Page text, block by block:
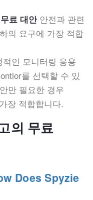
료 대안안전과 관련
의 요구에 가장 적합
인 모니터링 응용
를 선택할 수 있
만 필요한 경우
장 적합합니다.
의 무료
Does Spyzie